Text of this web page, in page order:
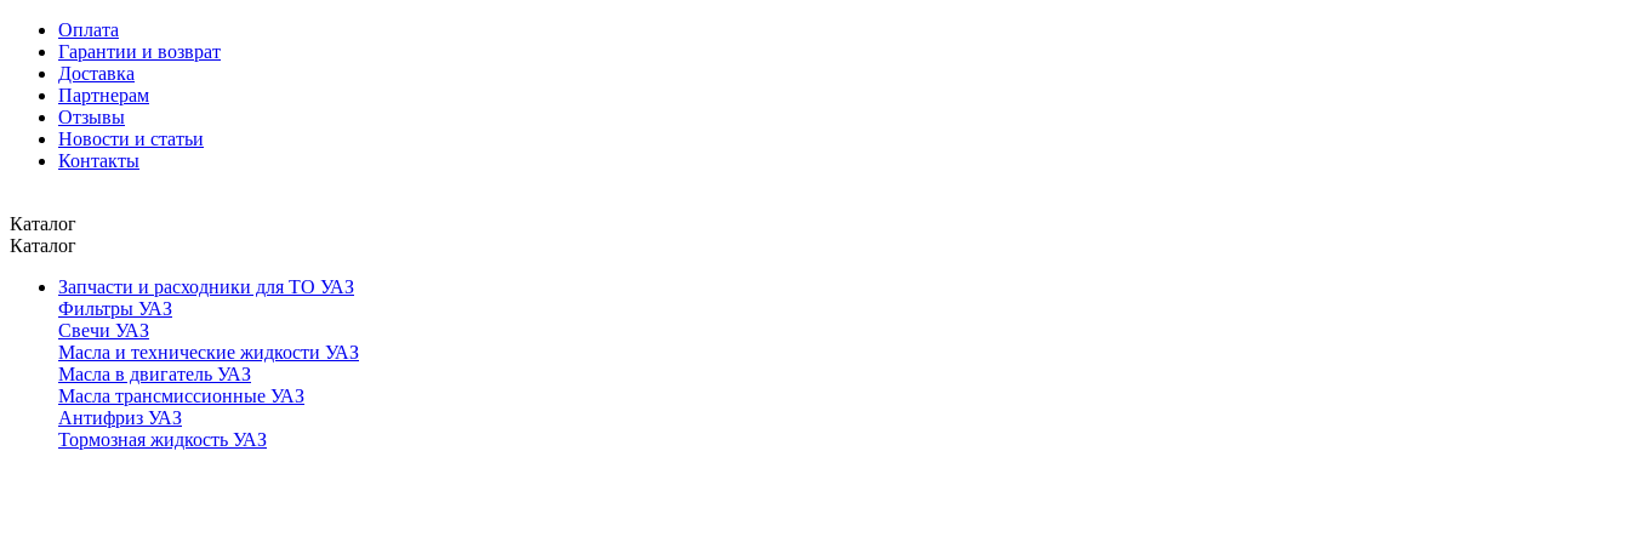
Оплата
Гарантии и возврат
Доставка
Партнерам
Отзывы
Новости и статьи
Контакты
Каталог
Каталог
Запчасти и расходники для ТО УАЗ
Фильтры УАЗ
Свечи УАЗ
Масла и технические жидкости УАЗ
Масла в двигатель УАЗ
Масла трансмиссионные УАЗ
Антифриз УАЗ
Тормозная жидкость УАЗ